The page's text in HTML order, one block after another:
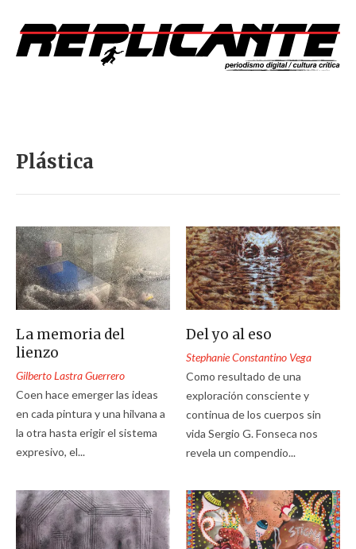
Plástica
La memoria del
lienzo
Gilberto Lastra Guerrero
Coen hace emerger las ideas
en cada pintura y una hilvana a
la otra hasta erigir el sistema
expresivo, el...
Del yo al eso
Stephanie Constantino Vega
Como resultado de una
exploración consciente y
continua de los cuerpos sin
vida Sergio G. Fonseca nos
revela un compendio...